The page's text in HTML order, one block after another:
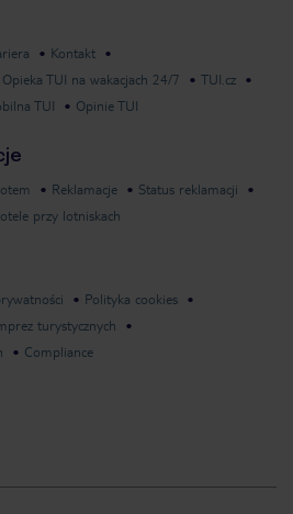
Kontakt
Opieka TUI na wakacjach 24/7
TUI.cz
TUI Opinie TUI
Reklamacje
Status reklamacji
przy lotniskach
Polityka cookies
turystycznych
Compliance